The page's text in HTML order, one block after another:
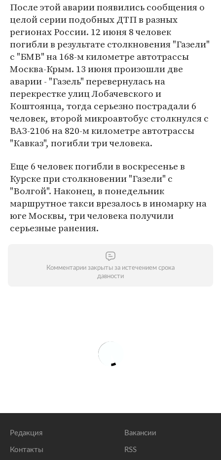
После этой аварии появились сообщения о
целой серии подобных ДТП в разных
регионах России. 12 июня 8 человек
погибли в результате столкновения "Газели"
с "БМВ" на 168-м километре автотрассы
Москва-Крым. 13 июня произошли две
аварии - "Газель" перевернулась на
перекрестке улиц Лобачевского и
Коштоянца, тогда серьезно пострадали 6
человек, второй микроавтобус столкнулся с
ВАЗ-2106 на 820-м километре автотрассы
"Кавказ", погибли три человека.
Еще 6 человек погибли в воскресенье в
Курске при столкновении "Газели" с
"Волгой". Наконец, в понедельник
маршрутное такси врезалось в иномарку на
юге Москвы, три человека получили
серьезные ранения.
Комментарии закрыты за истечением срока
давности
Редакция
Контакты
Вакансии
RSS